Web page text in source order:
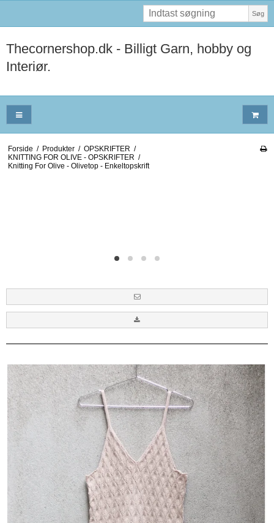
Søg
Thecornershop.dk - Billigt Garn, hobby og
Interiør.
Forside / Produkter / OPSKRIFTER /
KNITTING FOR OLIVE - OPSKRIFTER /
Knitting For Olive - Olivetop - Enkeltopskrift